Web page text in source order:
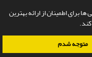
برای اطمینان از ارائه بهترین
متوجه شدم